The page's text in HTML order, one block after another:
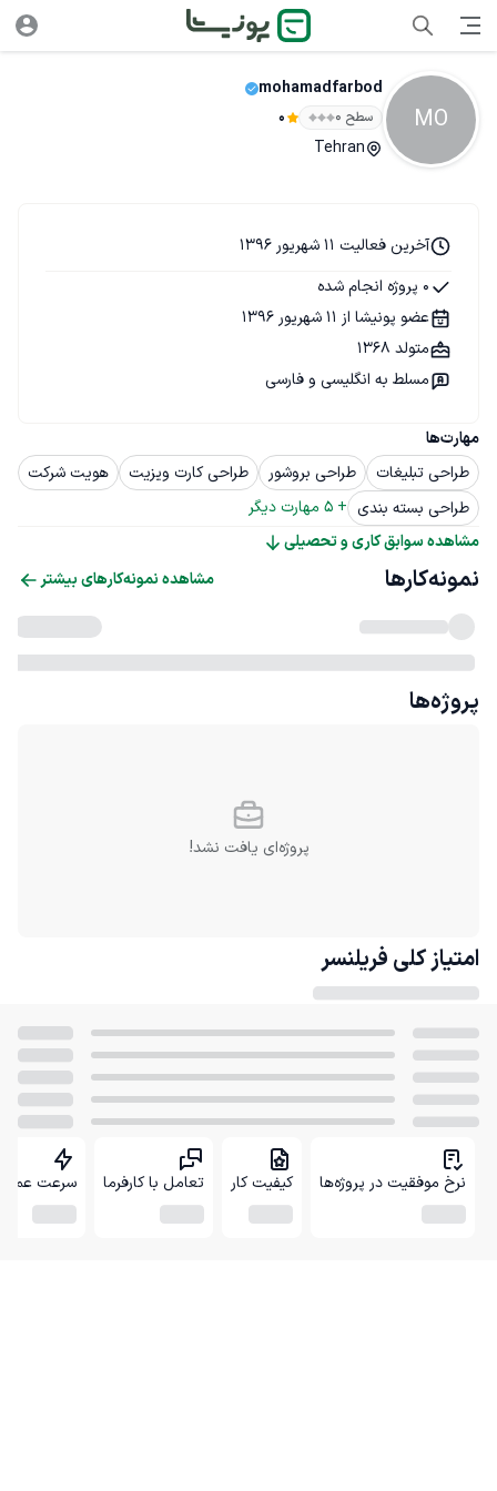
MO
mohamadfarbod
سطح ۰ 0
Tehran
مهارت‌ها
طراحی تبلیغات
طراحی بروشور طراحی کارت ویزیت
هویت شرکت
طراحی بسته بندی +
5 مهارت دیگر
مشاهده سوابق کاری و تحصیلی
آخرین فعالیت 11 شهریور 1396
0 پروژه انجام شده
عضو پونیشا از 11 شهریور 1396
متولد 1368
مسلط به انگلیسی و فارسی
نمونه‌کارها مشاهده نمونه‌کارهای بیشتر
پروژه‌ها
پروژه‌ای یافت نشد!
امتیاز کلی فریلنسر
نرخ موفقیت در پروژه‌ها کیفیت کار تعامل با کارفرما سرعت عمل